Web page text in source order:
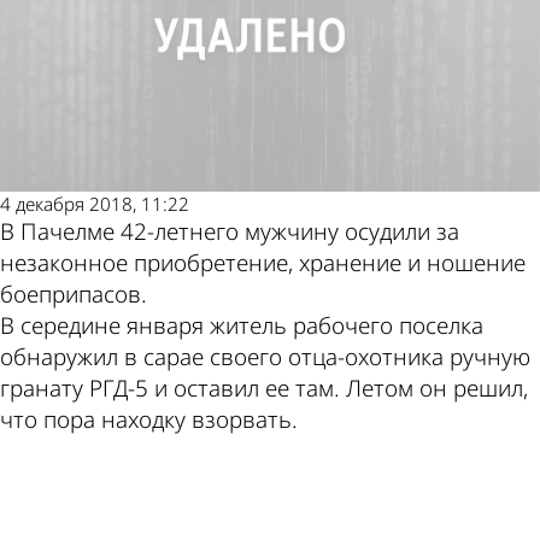
4 декабря 2018, 11:22
В Пачелме 42-летнего мужчину осудили за
незаконное приобретение, хранение и ношение
боеприпасов.
В середине января житель рабочего поселка
обнаружил в сарае своего отца-охотника ручную
гранату РГД-5 и оставил ее там. Летом он решил,
что пора находку взорвать.